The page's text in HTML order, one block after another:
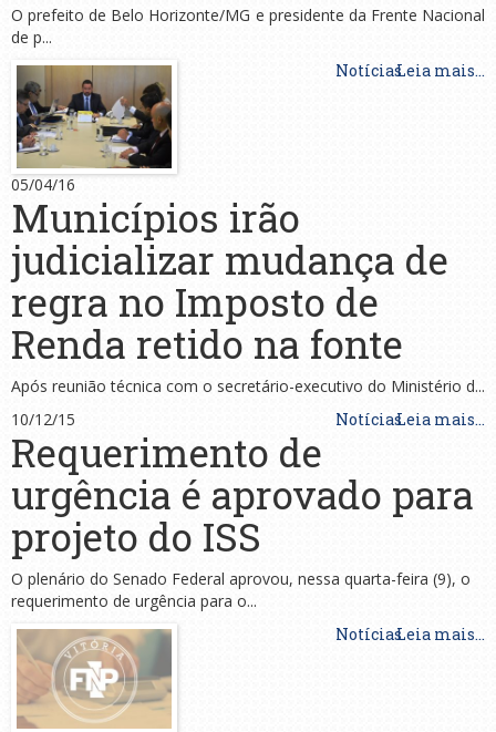
O prefeito de Belo Horizonte/MG e presidente da Frente Nacional
de p...
NotíciasLeia mais...
05/04/16
Municípios irão
judicializar mudança de
regra no Imposto de
Renda retido na fonte
Após reunião técnica com o secretário-executivo do Ministério d...
NotíciasLeia mais...
10/12/15
Requerimento de
urgência é aprovado para
projeto do ISS
O plenário do Senado Federal aprovou, nessa quarta-feira (9), o
requerimento de urgência para o...
NotíciasLeia mais...